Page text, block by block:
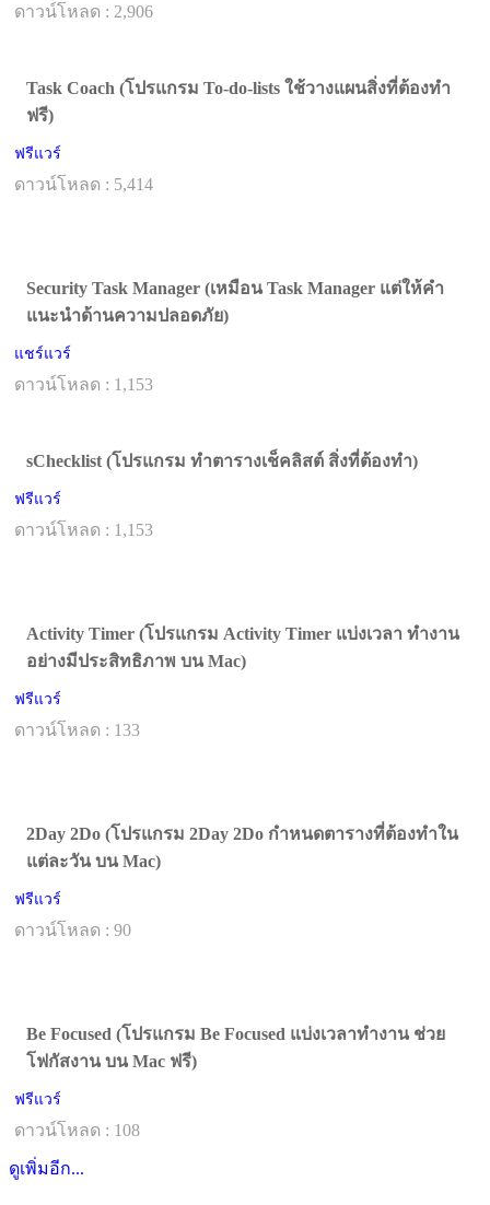
ดาวน์โหลด : 2,906
Task Coach (โปรแกรม To-do-lists ใช้วางแผนสิ่งที่ต้องทำ
ฟรี)
ฟรีแวร์
ดาวน์โหลด : 5,414
Security Task Manager (เหมือน Task Manager แต่ให้คำ
แนะนำด้านความปลอดภัย)
แชร์แวร์
ดาวน์โหลด : 1,153
sChecklist (โปรแกรม ทำตารางเช็คลิสต์ สิ่งที่ต้องทำ)
ฟรีแวร์
ดาวน์โหลด : 1,153
Activity Timer (โปรแกรม Activity Timer แบ่งเวลา ทำงาน
อย่างมีประสิทธิภาพ บน Mac)
ฟรีแวร์
ดาวน์โหลด : 133
2Day 2Do (โปรแกรม 2Day 2Do กำหนดตารางที่ต้องทำใน
แต่ละวัน บน Mac)
ฟรีแวร์
ดาวน์โหลด : 90
Be Focused (โปรแกรม Be Focused แบ่งเวลาทำงาน ช่วย
โฟกัสงาน บน Mac ฟรี)
ฟรีแวร์
ดาวน์โหลด : 108
ดูเพิ่มอีก...